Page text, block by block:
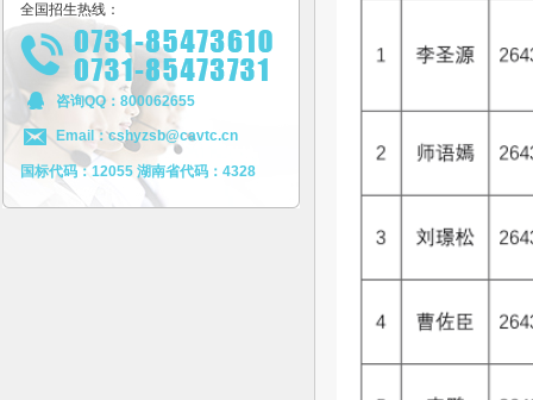
全国招生热线：
咨询QQ：800062655
Email：cshyzsb@cavtc.cn
国标代码：12055 湖南省代码：4328